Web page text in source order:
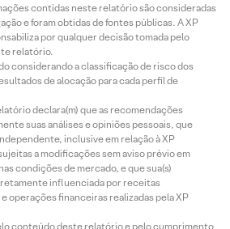
contidas neste relatório são consideradas
e foram obtidas de fontes públicas. A XP
por qualquer decisão tomada pelo
relatório.
considerando a classificação de risco dos
de alocação para cada perfil de
declara(m) que as recomendações
suas análises e opiniões pessoais, que
inclusive em relação à XP
a modificações sem aviso prévio em
condições de mercado, e que sua(s)
influenciada por receitas
operações financeiras realizadas pela XP
conteúdo deste relatório e pelo cumprimento